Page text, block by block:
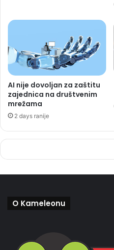
AI nije dovoljan za zaštitu
zajednica na društvenim
mrežama
2 days ranije
O Kameleonu